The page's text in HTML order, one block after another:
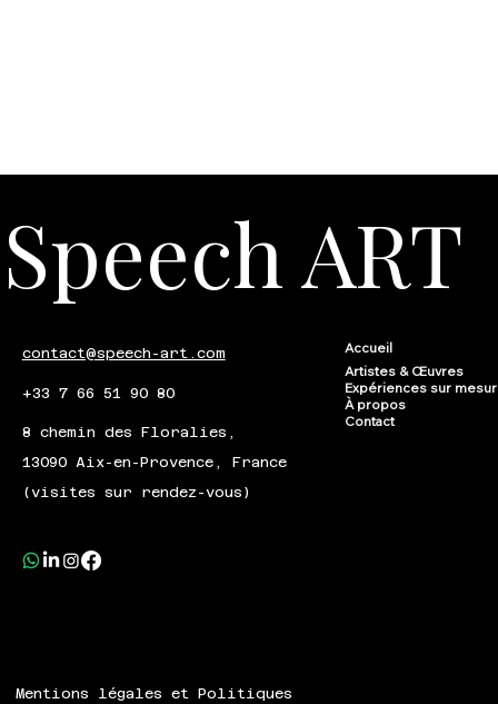
Speech ART
contact@speech-art.com
+33 7 66 51 90 80
8 chemin des Floralies,
13090 Aix-en-Provence, France
(visites sur rendez-vous)
Accueil
Artistes & Œuvres
Expériences sur
À propos
Contact
Mentions légales et Politiques